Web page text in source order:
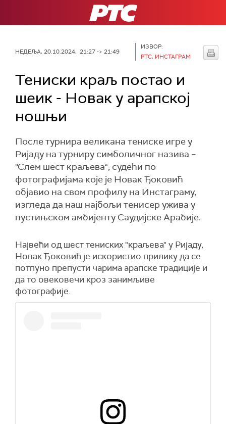
РТС
НЕДЕЉА, 20.10.2024, 21:27 -> 21:49
ИЗВОР:
РТС, ИНСТАГРАМ
Тениски краљ постао и
шеик - Новак у арапској
ношњи
После турнира великана тениске игре у
Ријаду на турниру симболичног назива –
"Слем шест краљева“, судећи по
фотографијама које је Новак Ђоковић
објавио на свом профилу на Инстаграму,
изгледа да наш најбољи тенисер ужива у
пустињском амбијенту Саудијске Арабије.
Највећи од шест тениских "краљева" у Ријаду,
Новак Ђоковић је искористио прилику да се
потпуно препусти чарима арапске традиције и
да то овековечи кроз занимљиве
фотографије.